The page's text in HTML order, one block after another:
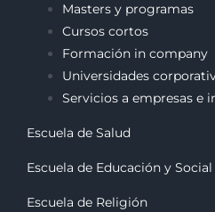
Masters y programas
Cursos cortos
Formación in company
Universidades
Servicios a empresas e
Escuela de Salud
Escuela de Educación y Social
Escuela de Religión